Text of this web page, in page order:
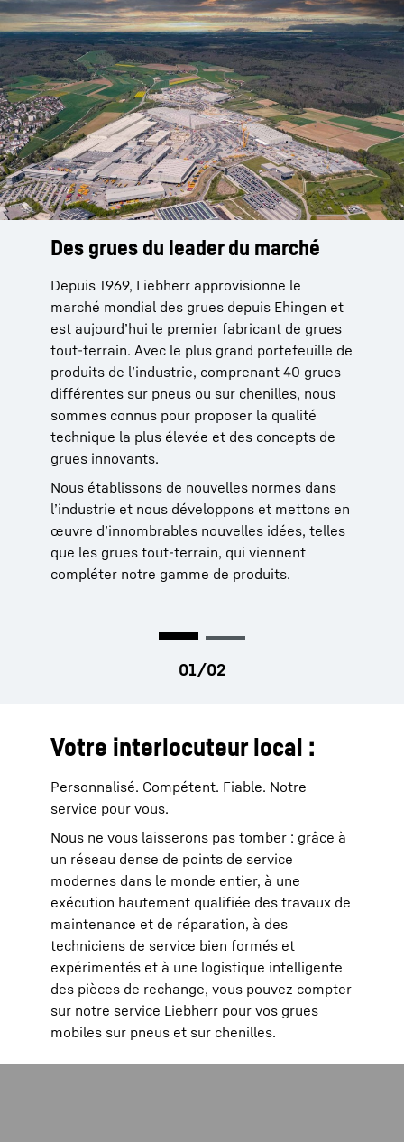
série de votre machine.
Des grues du leader du marché
Depuis 1969, Liebherr approvisionne le
marché mondial des grues depuis Ehingen et
est aujourd’hui le premier fabricant de grues
tout-terrain. Avec le plus grand portefeuille de
produits de l’industrie, comprenant 40 grues
différentes sur pneus ou sur chenilles, nous
sommes connus pour proposer la qualité
technique la plus élevée et des concepts de
grues innovants.
Nous établissons de nouvelles normes dans
l’industrie et nous développons et mettons en
œuvre d’innombrables nouvelles idées, telles
que les grues tout-terrain, qui viennent
compléter notre gamme de produits.
La fiabilité du service du fabricant
Les grues Liebherr sont fiables. Pour le
service après-vente de nos produits, vous
pouvez compter sur notre réseau mondial de
service après-vente qui compte plus de
80 sites dans 35 pays. Ce réseau, qui existe
depuis 1949, se base sur 70 années
d’expérience.
Plus de 95 % de toutes les pièces de rechange
sont disponibles dans les 24 heures. Cette
performance augmente la durée de
fonctionnement de votre grue et facilite
considérablement votre travail.
Votre interlocuteur local :
Personnalisé. Compétent. Fiable. Notre
service pour vous.
Nous ne vous laisserons pas tomber : grâce à
un réseau dense de points de service
modernes dans le monde entier, à une
exécution hautement qualifiée des travaux de
maintenance et de réparation, à des
techniciens de service bien formés et
expérimentés et à une logistique intelligente
des pièces de rechange, vous pouvez compter
sur notre service Liebherr pour vos grues
mobiles sur pneus et sur chenilles.